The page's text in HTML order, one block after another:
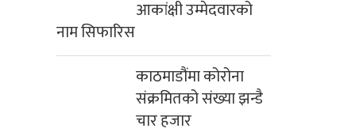
आकांक्षी उम्मेदवारको
नाम सिफारिस
काठमाडौंमा कोरोना
संक्रमितको संख्या झन्डै
चार हजार